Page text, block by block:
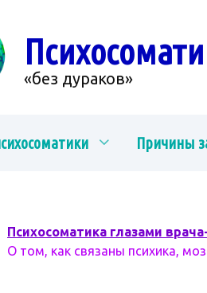
«без дураков»
Причины
Психосоматика глазами
О том, как связаны психика,